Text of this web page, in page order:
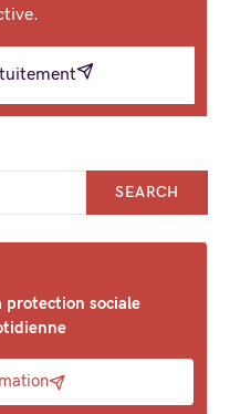
SEARCH
protection sociale